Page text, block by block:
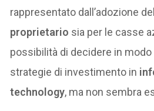
rappresentato dall’adozione
proprietario sia per le casse
possibilità di decidere in
strategie di investimento in
technology, ma non sembra